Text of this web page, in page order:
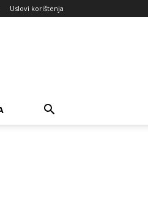
Uslovi korištenja